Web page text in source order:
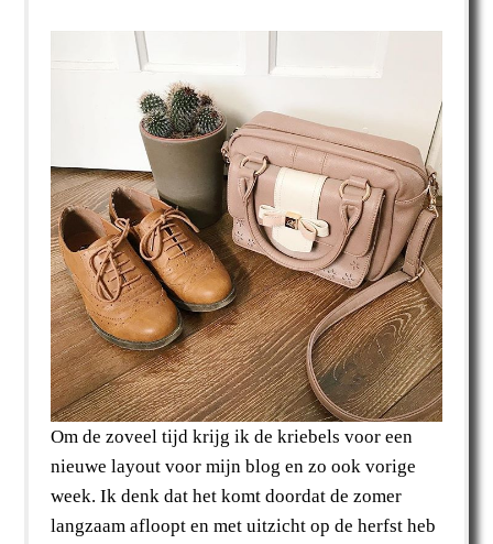
Om de zoveel tijd krijg ik de kriebels voor een
nieuwe layout voor mijn blog en zo ook vorige
week. Ik denk dat het komt doordat de zomer
langzaam afloopt en met uitzicht op de herfst heb